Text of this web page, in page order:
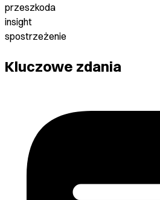
przeszkoda
insight
spostrzeżenie
Kluczowe zdania